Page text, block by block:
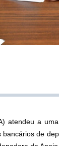
atendeu a
de